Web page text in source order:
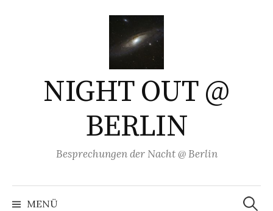
NIGHT OUT @
BERLIN
Besprechungen der Nacht @ Berlin
MENÜ
Suchen
nach: